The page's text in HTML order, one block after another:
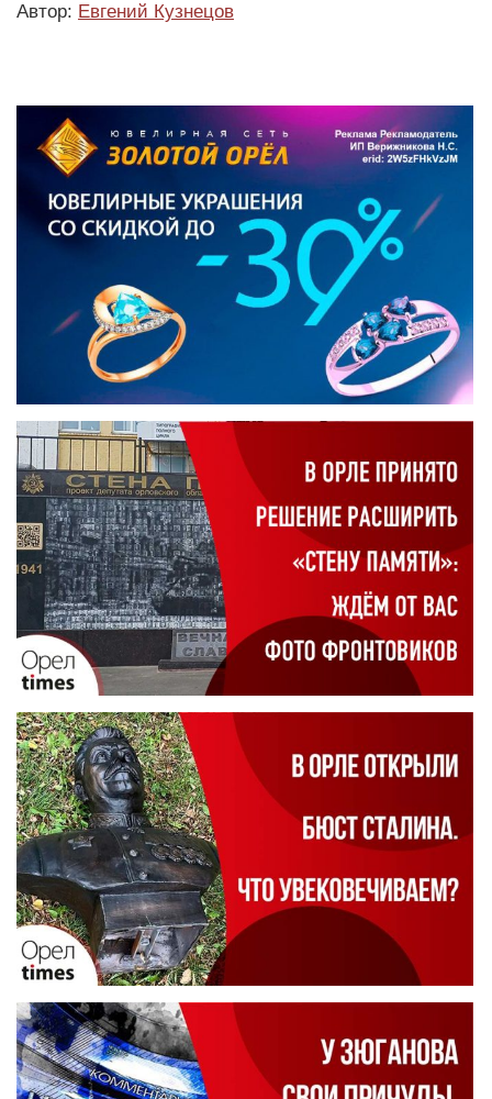
Автор: Евгений Кузнецов